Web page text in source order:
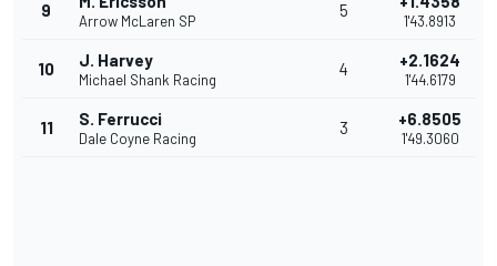
9
Arrow McLaren SP
5
1'43.8913
10 J. Harvey
Michael Shank Racing
4 +2.1624
1'44.6179
11 S. Ferrucci
Dale Coyne Racing
3 +6.8505
1'49.3060